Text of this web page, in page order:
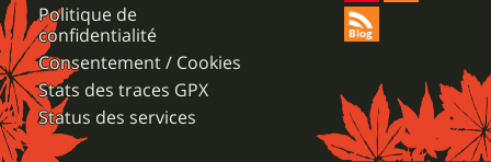
Politique de
confidentialité
Consentement / Cookies
Stats des traces GPX
Status des services